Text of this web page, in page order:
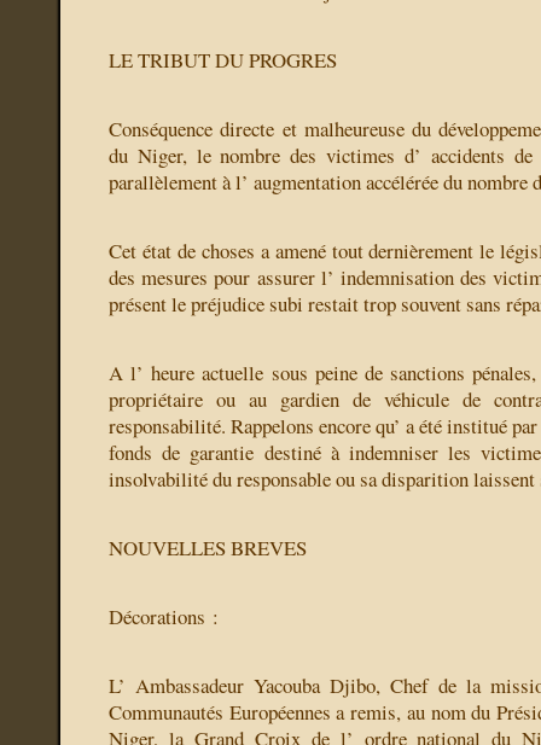
LE TRIBUT DU PROGRES
Conséquence directe et malheureuse du
du Niger, le nombre des victimes d’ accidents
parallèlement à l’ augmentation accélérée du nombre
Cet état de choses a amené tout dernièrement le
des mesures pour assurer l’ indemnisation des
présent le préjudice subi restait trop souvent sans
A l’ heure actuelle sous peine de sanctions
propriétaire ou au gardien de véhicule de
responsabilité. Rappelons encore qu’ a été institué
fonds de garantie destiné à indemniser les
insolvabilité du responsable ou sa disparition laissent
NOUVELLES BREVES
Décorations :
L’ Ambassadeur Yacouba Djibo, Chef de la
Communautés Européennes a remis, au nom du
Niger, la Grand Croix de l’ ordre national du